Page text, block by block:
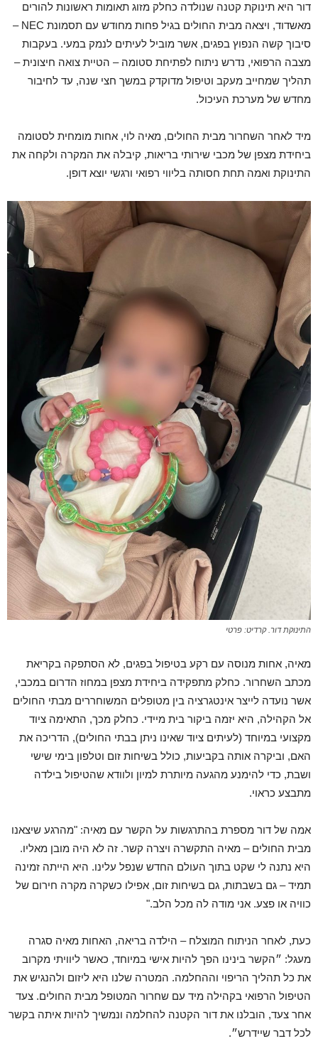
דור היא תינוקת קטנה שנולדה כחלק מזוג תאומות ראשונות להורים
מאשדוד, ויצאה מבית החולים בגיל פחות מחודש עם תסמונת NEC –
סיבוך קשה הנפוץ בפגים, אשר מוביל לעיתים לנמק במעי. בעקבות
מצבה הרפואי, נדרש ניתוח לפתיחת סטומה – הטיית צואה חיצונית –
תהליך שמחייב מעקב וטיפול מדוקדק במשך חצי שנה, עד לחיבור
מחדש של מערכת העיכול.
מיד לאחר השחרור מבית החולים, מאיה לוי, אחות מומחית לסטומה
ביחידת מצפן של מכבי שירותי בריאות, קיבלה את המקרה ולקחה את
התינוקת ואמה תחת חסותה בליווי רפואי ורגשי יוצא דופן.
התינוקת דור. קרדיט: פרטי
מאיה, אחות מנוסה עם רקע בטיפול בפגים, לא הסתפקה בקריאת
מכתב השחרור. כחלק מתפקידה ביחידת מצפן במחוז הדרום במכבי,
אשר נועדה לייצר אינטגרציה בין מטופלים המשוחררים מבתי החולים
אל הקהילה, היא יזמה ביקור בית מיידי. כחלק מכך, התאימה ציוד
מקצועי במיוחד (לעיתים ציוד שאינו ניתן בבתי החולים), הדריכה את
האם, וביקרה אותה בקביעות, כולל בשיחות זום וטלפון בימי שישי
ושבת, כדי להימנע מהגעה מיותרת למיון ולוודא שהטיפול בילדה
מתבצע כראוי.
אמה של דור מספרת בהתרגשות על הקשר עם מאיה: "מהרגע שיצאנו
מבית החולים – מאיה התקשרה ויצרה קשר. זה לא היה מובן מאליו.
היא נתנה לי שקט בתוך העולם החדש שנפל עלינו. היא הייתה זמינה
תמיד – גם בשבתות, גם בשיחות זום, אפילו כשקרה מקרה חירום של
כוויה או פצע. אני מודה לה מכל הלב."
כעת, לאחר הניתוח המוצלח – הילדה בריאה, האחות מאיה סגרה
מעגל: ״הקשר בינינו הפך להיות אישי במיוחד, כאשר ליוויתי מקרוב
את כל תהליך הריפוי וההחלמה. המטרה שלנו היא ליזום ולהנגיש את
הטיפול הרפואי בקהילה מיד עם שחרור המטופל מבית החולים. צעד
אחר צעד, הובלנו את דור הקטנה להחלמה ונמשיך להיות איתה בקשר
לכל דבר שיידרש״.